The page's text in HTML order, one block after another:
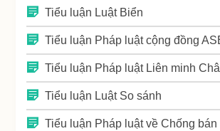
Tiểu luận Luật Biển
Tiểu luận Pháp luật cộng đồng
Tiểu luận Pháp luật Liên minh
Tiểu luận Luật So sánh
Tiểu luận Pháp luật về Chống